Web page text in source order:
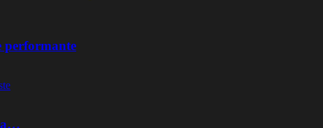
performante